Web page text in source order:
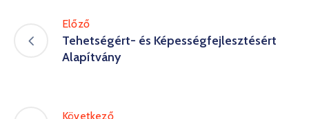
Előző
Tehetségért- és Képességfejlesztésért
Alapítvány
Következő